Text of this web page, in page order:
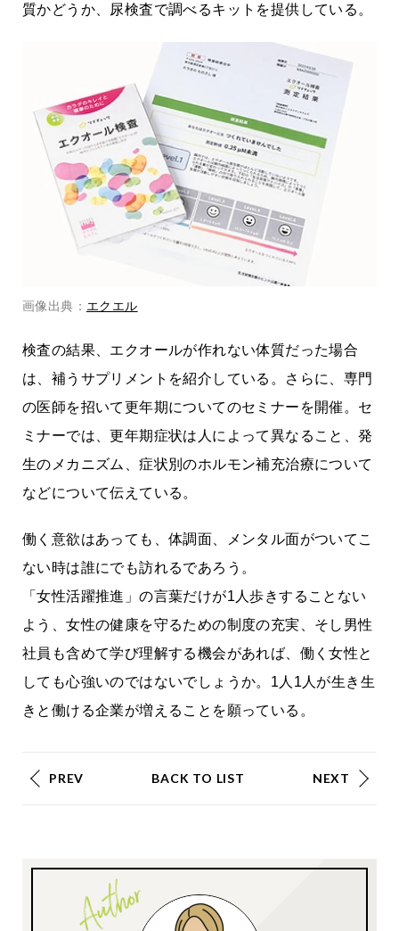
質かどうか、尿検査で調べるキットを提供している。
画像出典： エクエル
検査の結果、エクオールが作れない体質だった場合
は、補うサプリメントを紹介している。さらに、専門
の医師を招いて更年期についてのセミナーを開催。セ
ミナーでは、更年期症状は人によって異なること、発
生のメカニズム、症状別のホルモン補充治療について
などについて伝えている。
働く意欲はあっても、体調面、メンタル面がついてこ
ない時は誰にでも訪れるであろう。
「女性活躍推進」の言葉だけが1人歩きすることない
よう、女性の健康を守るための制度の充実、そし男性
社員も含めて学び理解する機会があれば、働く女性と
しても心強いのではないでしょうか。1人1人が生き生
きと働ける企業が増えることを願っている。
PREV BACK TO LIST NEXT